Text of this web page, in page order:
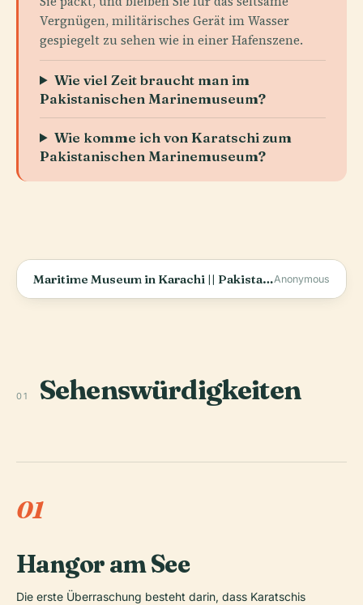
Vergnügen, militärisches Gerät im Wasser
gespiegelt zu sehen wie in einer Hafenszene.
Wie viel Zeit braucht man im
Pakistanischen Marinemuseum?
Wie komme ich von Karatschi zum
Pakistanischen Marinemuseum?
Maritime Museum in Karachi || Pakistan Maritime Museum || Pak Navy Museum in KarachiAnonymous
01 Sehenswürdigkeiten
01
Hangor am See
Die erste Überraschung besteht darin, dass Karatschis